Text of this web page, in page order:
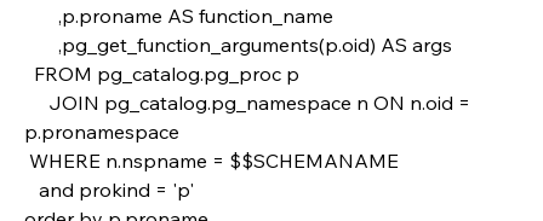
,p.proname AS function_name
,pg_get_function_arguments(p.oid) AS args
FROM pg_catalog.pg_proc p
JOIN pg_catalog.pg_namespace n ON n.oid =
p.pronamespace
WHERE n.nspname = $$SCHEMANAME
and prokind = 'p'